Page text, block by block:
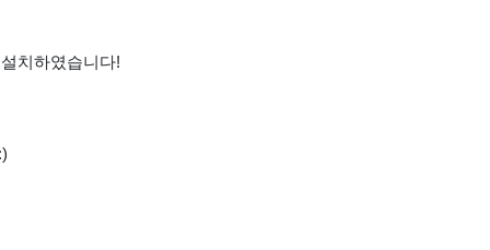
치하였습니다!